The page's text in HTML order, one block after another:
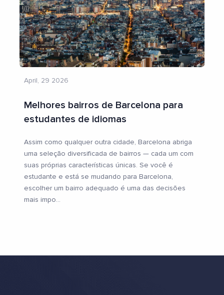
April, 29 2026
Melhores bairros de Barcelona para
estudantes de idiomas
Assim como qualquer outra cidade, Barcelona abriga
uma seleção diversificada de bairros — cada um com
suas próprias características únicas. Se você é
estudante e está se mudando para Barcelona,
escolher um bairro adequado é uma das decisões
mais impo...